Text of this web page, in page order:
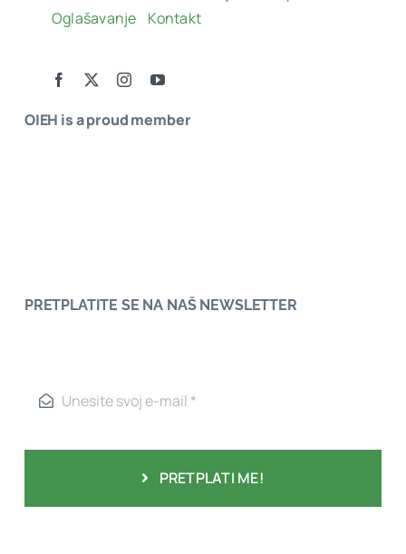
OIEH is a proud member
PRETPLATITE SE NA NAŠ NEWSLETTER
PRETPLATI ME!
Oglašavanje
Kontakt